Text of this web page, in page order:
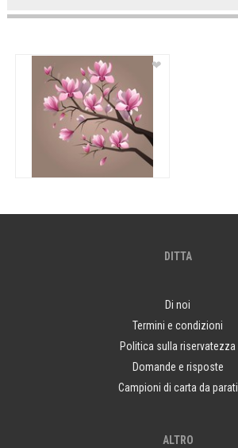
❤
DITTA
Di noi
Termini e condizioni
Politica sulla riservatezza
Domande e risposte
Campioni di carta da parati
ALTRO